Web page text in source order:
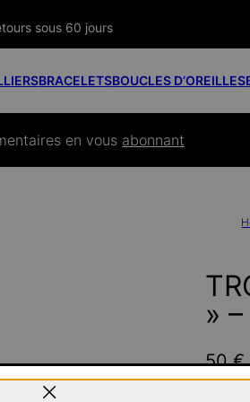
sous 60 jours
BRACELETSBOUCLES D’OREILLES
en vous abonnant
»
50 €
Pay